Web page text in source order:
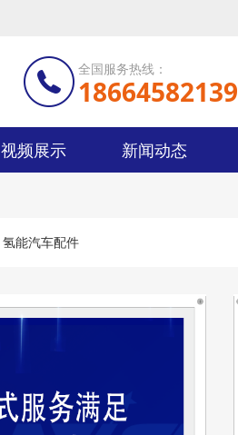
全国服务热线：
18664582139
视频展示 新闻动态
氢能汽车配件